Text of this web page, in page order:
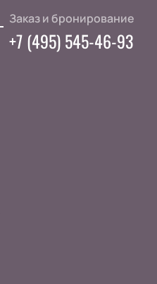
Заказ и бронирование
+7 (495) 545-46-93